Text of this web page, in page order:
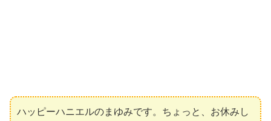
ハッピーハニエルのまゆみです。ちょっと、お休みし